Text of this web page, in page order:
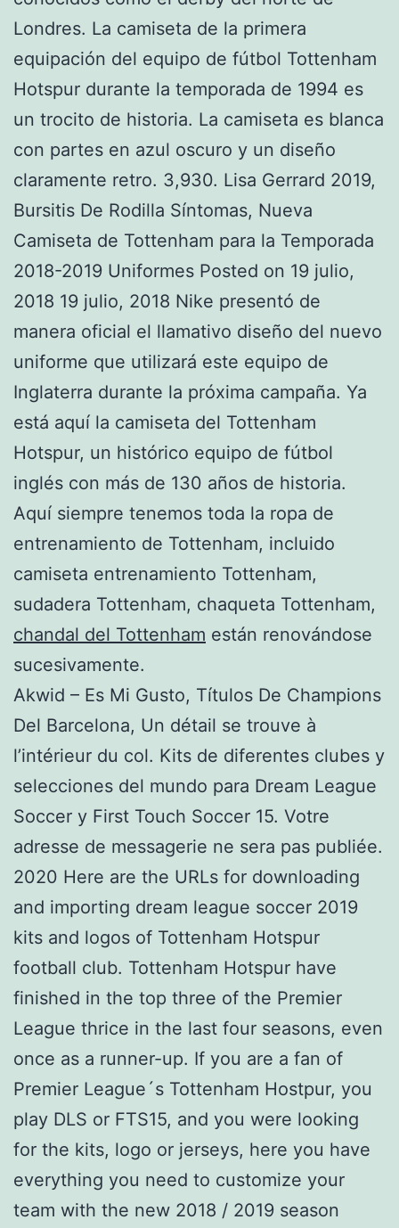
Londres. La camiseta de la primera
equipación del equipo de fútbol Tottenham
Hotspur durante la temporada de 1994 es
un trocito de historia. La camiseta es blanca
con partes en azul oscuro y un diseño
claramente retro. 3,930. Lisa Gerrard 2019,
Bursitis De Rodilla Síntomas, Nueva
Camiseta de Tottenham para la Temporada
2018-2019 Uniformes Posted on 19 julio,
2018 19 julio, 2018 Nike presentó de
manera oficial el llamativo diseño del nuevo
uniforme que utilizará este equipo de
Inglaterra durante la próxima campaña. Ya
está aquí la camiseta del Tottenham
Hotspur, un histórico equipo de fútbol
inglés con más de 130 años de historia.
Aquí siempre tenemos toda la ropa de
entrenamiento de Tottenham, incluido
camiseta entrenamiento Tottenham,
sudadera Tottenham, chaqueta Tottenham,
chandal del Tottenham están renovándose
sucesivamente.
Akwid – Es Mi Gusto, Títulos De Champions
Del Barcelona, Un détail se trouve à
l’intérieur du col. Kits de diferentes clubes y
selecciones del mundo para Dream League
Soccer y First Touch Soccer 15. Votre
adresse de messagerie ne sera pas publiée.
2020 Here are the URLs for downloading
and importing dream league soccer 2019
kits and logos of Tottenham Hotspur
football club. Tottenham Hotspur have
finished in the top three of the Premier
League thrice in the last four seasons, even
once as a runner-up. If you are a fan of
Premier League´s Tottenham Hostpur, you
play DLS or FTS15, and you were looking
for the kits, logo or jerseys, here you have
everything you need to customize your
team with the new 2018 / 2019 season